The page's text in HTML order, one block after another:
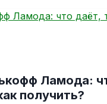
Ламода:
получить?